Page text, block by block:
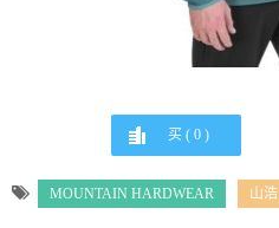
买 ( 0)
MOUNTAIN HARDWEAR 山浩